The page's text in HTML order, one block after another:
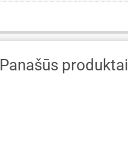
Panašūs produktai